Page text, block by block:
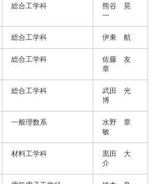
総合工学科
熊谷 晃
一
総合工学科 伊東 航
総合工学科
佐藤 友
章
総合工学科
武田 光
博
一般理数系
水野 章
敏
材料工学科
黒田 大
介